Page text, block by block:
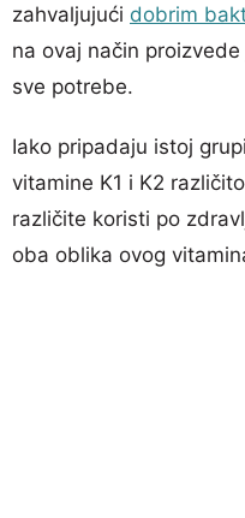
zahvaljujući dobrim
na ovaj način
sve potrebe.
Iako pripadaju istoj
vitamine K1 i K2
različite koristi po
oba oblika ovog